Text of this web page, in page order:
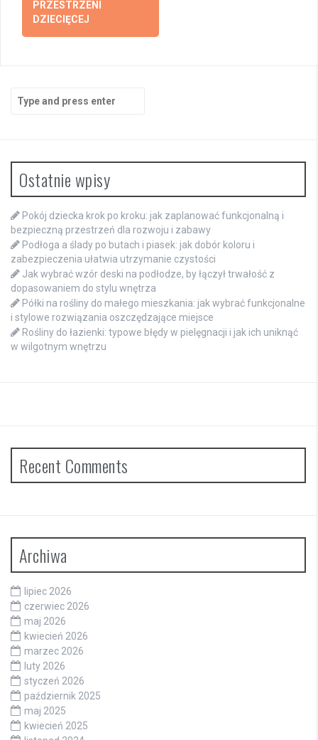
PRZESTRZENI
DZIECIĘCEJ
Search
for:
Ostatnie wpisy
Pokój dziecka krok po kroku: jak zaplanować funkcjonalną i
bezpieczną przestrzeń dla rozwoju i zabawy
Podłoga a ślady po butach i piasek: jak dobór koloru i
zabezpieczenia ułatwia utrzymanie czystości
Jak wybrać wzór deski na podłodze, by łączył trwałość z
dopasowaniem do stylu wnętrza
Półki na rośliny do małego mieszkania: jak wybrać funkcjonalne
i stylowe rozwiązania oszczędzające miejsce
Rośliny do łazienki: typowe błędy w pielęgnacji i jak ich uniknąć
w wilgotnym wnętrzu
Recent Comments
Archiwa
lipiec 2026
czerwiec 2026
maj 2026
kwiecień 2026
marzec 2026
luty 2026
styczeń 2026
październik 2025
maj 2025
kwiecień 2025